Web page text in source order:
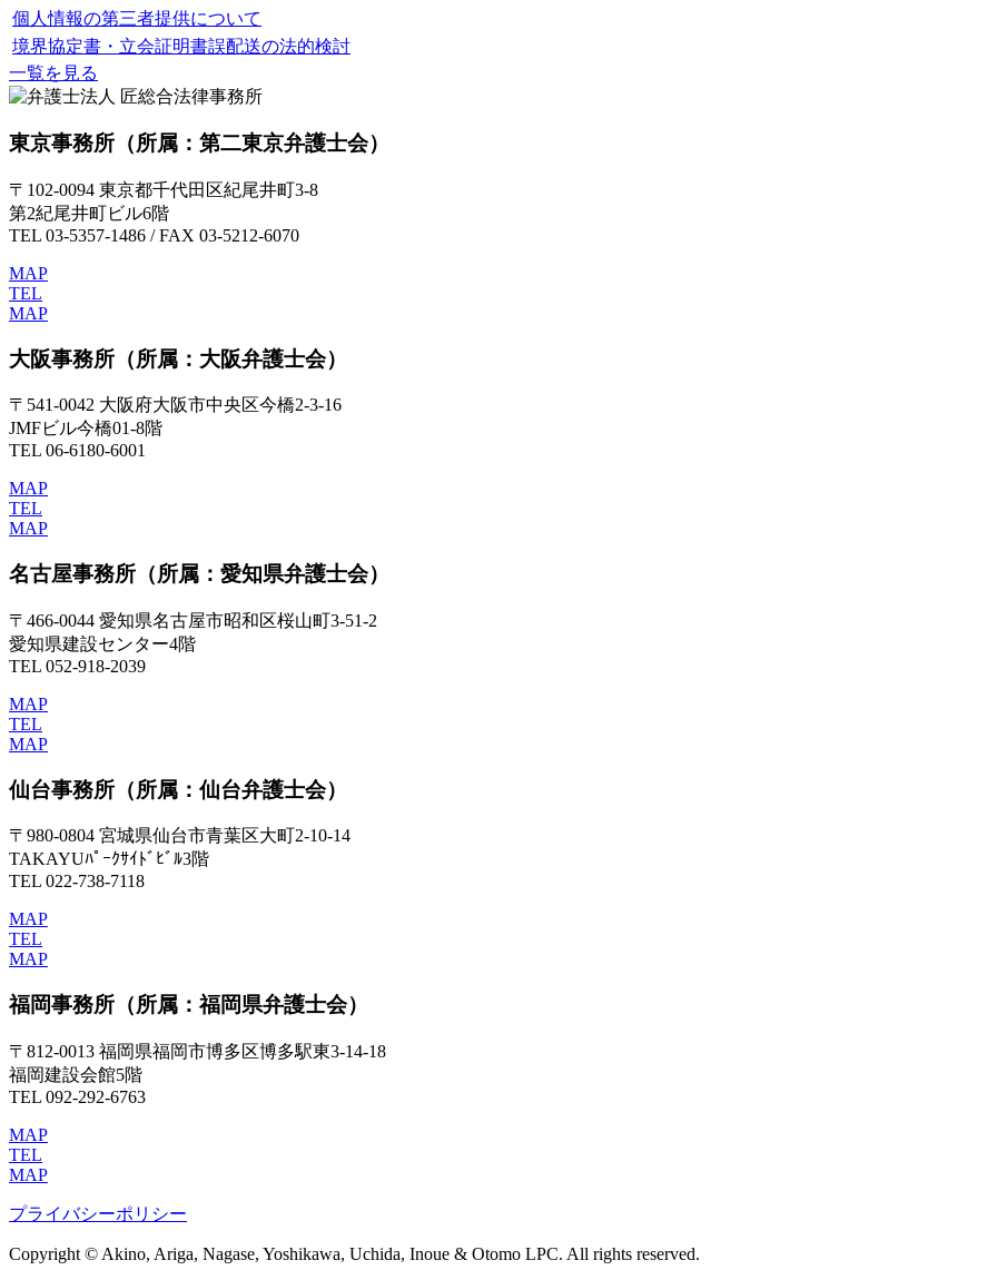
個人情報の第三者提供について
境界協定書・立会証明書誤配送の法的検討
一覧を見る
東京事務所 （所属：第二東京弁護士会）
〒102-0094 東京都千代田区紀尾井町3-8
第2紀尾井町ビル6階
TEL 03-5357-1486 / FAX 03-5212-6070
MAP
TEL
MAP
大阪事務所 （所属：大阪弁護士会）
〒541-0042 大阪府大阪市中央区今橋2-3-16
JMFビル今橋01-8階
TEL 06-6180-6001
MAP
TEL
MAP
名古屋事務所 （所属：愛知県弁護士会）
〒466-0044 愛知県名古屋市昭和区桜山町3-51-2
愛知県建設センター4階
TEL 052-918-2039
MAP
TEL
MAP
仙台事務所 （所属：仙台弁護士会）
〒980-0804 宮城県仙台市青葉区大町2-10-14
TAKAYUﾊﾟｰｸｻｲﾄﾞﾋﾞﾙ3階
TEL 022-738-7118
MAP
TEL
MAP
福岡事務所 （所属：福岡県弁護士会）
〒812-0013 福岡県福岡市博多区博多駅東3-14-18
福岡建設会館5階
TEL 092-292-6763
MAP
TEL
MAP
プライバシーポリシー
Copyright © Akino, Ariga, Nagase, Yoshikawa, Uchida, Inoue & Otomo LPC. All rights reserved.